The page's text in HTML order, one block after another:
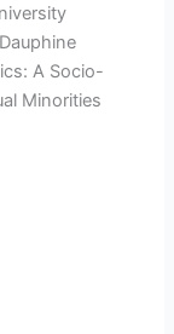
A Socio-
Minorities